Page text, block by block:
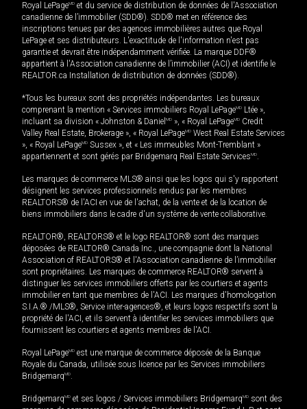
Royal LePageMD et du service de distribution de données de l'Association
canadienne de l’immobilier (SDD®). SDD® met en référence des
inscriptions tenues par des agences immobilières autres que Royal
LePage et ses distributeurs. L'exactitude de l'information n'est pas
garantie et devrait être indépendamment vérifiée. La marque DDF®
appartient à l'Association canadienne de l’immobilier (ACI) et identifie le
REALTOR.ca Installation de distribution de données (SDD®).
*Tous les bureaux sont des propriétés indépendantes. Les bureaux
comprenant la mention « Services immobiliers Royal LePageMD Ltée »,
incluant sa division « Johnston & Daniel MD », « Royal LePageMD Credit
Valley Real Estate, Brokerage », « Royal LePageMD West Real Estate Services
», « Royal LePageMD Sussex », et « Les immeubles Mont-Tremblant »
appartiennent et sont gérés par Bridgemarq Real Estate ServicesMD.
Les marques de commerce MLS® ainsi que les logos qui s'y rapportent
désignent les services professionnels rendus par les membres
REALTORS® de l'ACI en vue de l'achat, de la vente et de la location de
biens immobiliers dans le cadre d'un système de vente collaborative.
REALTOR®, REALTORS® et le logo REALTOR® sont des marques
déposées de REALTOR® Canada Inc., une compagnie dont la National
Association of REALTORS® et l'Association canadienne de l’immobilier
sont propriétaires. Les marques de commerce REALTOR® servent à
distinguer les services immobiliers offerts par les courtiers et agents
immobilier en tant que membres de l'ACI. Les marques d'homologation
S.I.A.® /MLS®, Service inter-agences®, et leurs logos respectifs sont la
propriété de l'ACI, et ils servent à identifier les services immobiliers que
fournissent les courtiers et agents membres de l'ACI.
Royal LePageMD est une marque de commerce déposée de la Banque
Royale du Canada, utilisée sous licence par les Services immobiliers
BridgemarqMD.
BridgemarqMD et ses logos / Services immobiliers BridgemarqMD sont des